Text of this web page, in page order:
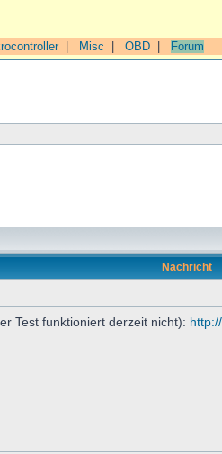
| Misc OBD Forum
Nachricht
Test funktioniert derzeit nicht):